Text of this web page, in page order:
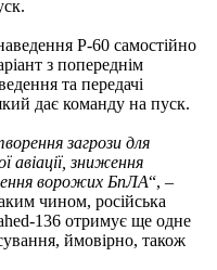
Р-60 самостійно
з попереднім
та передачі
дає команду на пуск.
загрози для
авіації, зниження
ворожих БпЛА“, –
чином, російська
136 отримує ще одне
ймовірно, також